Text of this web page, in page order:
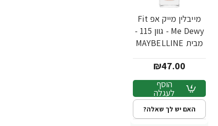
מייבלין מייק אפ Fit
Me Dewy - גוון 115 -
מבית MAYBELLINE
₪47.00
הוסף
לעגלה
האם יש לך שאלה?